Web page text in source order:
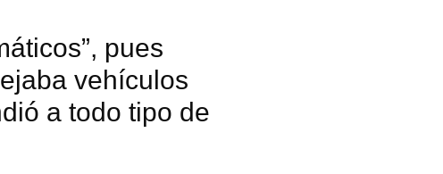
pues
vehículos
a todo tipo de